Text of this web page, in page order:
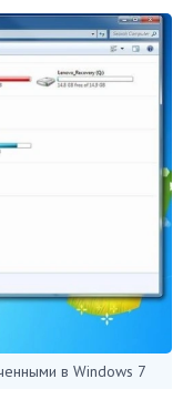
в Windows 7